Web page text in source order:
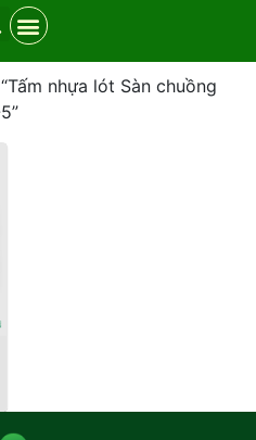
nhựa lót Sàn chuồng